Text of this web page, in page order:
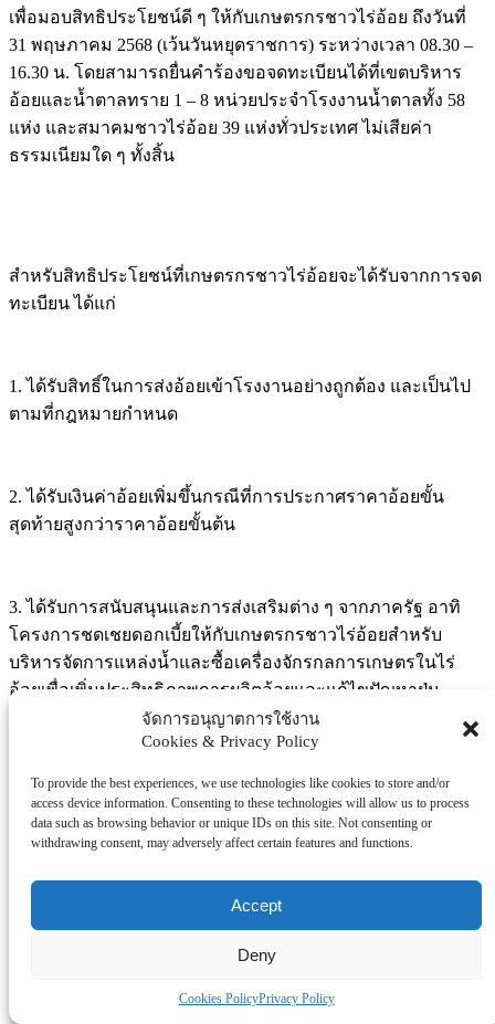
จัดการอนุญาตการใช้งาน
Cookies & Privacy Policy
To provide the best experiences, we use technologies like cookies to store and/or
access device information. Consenting to these technologies will allow us to process
data such as browsing behavior or unique IDs on this site. Not consenting or
withdrawing consent, may adversely affect certain features and functions.
Accept
Deny
Cookies PolicyPrivacy Policy
เพื่อมอบสิทธิประโยชน์ดี ๆ ให้กับเกษตรกรชาวไร่อ้อย ถึงวันที่
31 พฤษภาคม 2568 (เว้นวันหยุดราชการ) ระหว่างเวลา 08.30 –
16.30 น. โดยสามารถยื่นคำร้องขอจดทะเบียนได้ที่เขตบริหาร
อ้อยและน้ำตาลทราย 1 – 8 หน่วยประจำโรงงานน้ำตาลทั้ง 58
แห่ง และสมาคมชาวไร่อ้อย 39 แห่งทั่วประเทศ ไม่เสียค่า
ธรรมเนียมใด ๆ ทั้งสิ้น
สำหรับสิทธิประโยชน์ที่เกษตรกรชาวไร่อ้อยจะได้รับจากการจด
ทะเบียน ได้แก่
1. ได้รับสิทธิ์ในการส่งอ้อยเข้าโรงงานอย่างถูกต้อง และเป็นไป
ตามที่กฎหมายกำหนด
2. ได้รับเงินค่าอ้อยเพิ่มขึ้นกรณีที่การประกาศราคาอ้อยขั้น
สุดท้ายสูงกว่าราคาอ้อยขั้นต้น
3. ได้รับการสนับสนุนและการส่งเสริมต่าง ๆ จากภาครัฐ อาทิ
โครงการชดเชยดอกเบี้ยให้กับเกษตรกรชาวไร่อ้อยสำหรับ
บริหารจัดการแหล่งน้ำและซื้อเครื่องจักรกลการเกษตรในไร่
อ้อยเพื่อเพิ่มประสิทธิภาพการผลิตอ้อยและแก้ไขปัญหาฝุ่น
ละอองขนาดเล็ก (PM 2.5) (ปัจจุบันโครงการระยะเฟสที่ 4 อยู่
ระหว่างการขอขยายระยะเวลาดำเนินงานจาก ครม.) การให้ยืม
เข้าเป็นสมาชิกของศูนย์การเรียนรู้ด้านอ้อย ซึ่งสิทธิพิเศษของ
สมาชิกกลุ่มศูนย์การเรียนรู้ด้านอ้อย เช่น 1) ได้ร่วมคัดเลือกพันธุ์
อ้อยใหม่ของ สอน. ได้รับการจัดการโรคแมลง 2) ได้รับการ
อบรมถ่ายทอดความรู้ด้านอ้อย เป็นต้น
> สำหรับเกษตรกรชาวไร่อ้อยที่ขอจดทะเบียน